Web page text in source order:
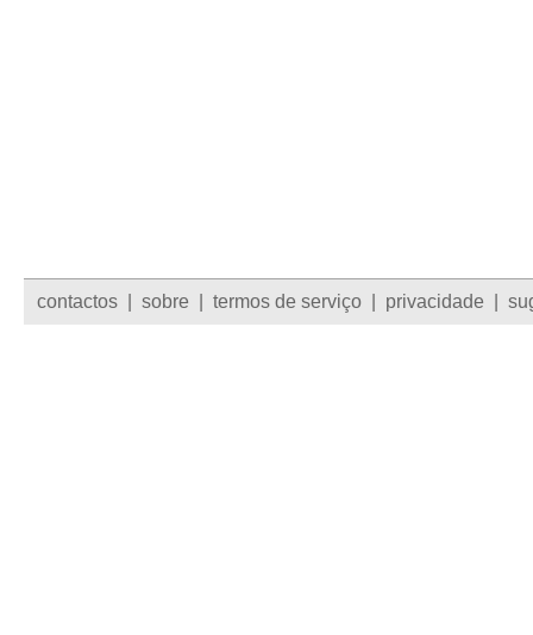
contactos sobre termos de serviço privacidade